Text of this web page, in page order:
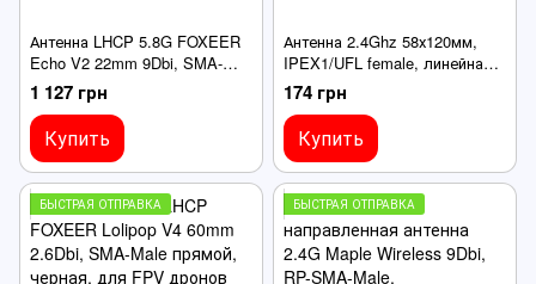
Антенна LHCP 5.8G FOXEER
Echo V2 22mm 9Dbi, SMA-
Male прямой, черная, для
FPV дронов
1 127 грн
Купить
Антенна 2.4Ghz 58х120мм,
IPEX1/UFL female, линейная
поляризация, диполь-Т для
приемника управления
174 грн
Купить
БЫСТРАЯ ОТПРАВКА БЫСТРАЯ ОТПРАВКА